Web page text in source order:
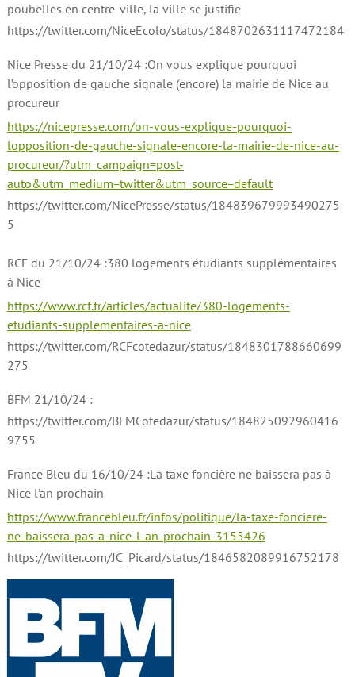
poubelles en centre-ville, la ville se justifie
https://twitter.com/NiceEcolo/status/1848702631117472184
Nice Presse du 21/10/24 :On vous explique pourquoi
l’opposition de gauche signale (encore) la mairie de Nice au
procureur
https://nicepresse.com/on-vous-explique-pourquoi-
lopposition-de-gauche-signale-encore-la-mairie-de-nice-au-
procureur/?utm_campaign=post-
auto&utm_medium=twitter&utm_source=default
https://twitter.com/NicePresse/status/184839679993490275
5
RCF du 21/10/24 :380 logements étudiants supplémentaires
à Nice
https://www.rcf.fr/articles/actualite/380-logements-
etudiants-supplementaires-a-nice
https://twitter.com/RCFcotedazur/status/1848301788660699
275
BFM 21/10/24 :
https://twitter.com/BFMCotedazur/status/184825092960416
9755
France Bleu du 16/10/24 :La taxe foncière ne baissera pas à
Nice l’an prochain
https://www.francebleu.fr/infos/politique/la-taxe-fonciere-
ne-baissera-pas-a-nice-l-an-prochain-3155426
https://twitter.com/JC_Picard/status/1846582089916752178